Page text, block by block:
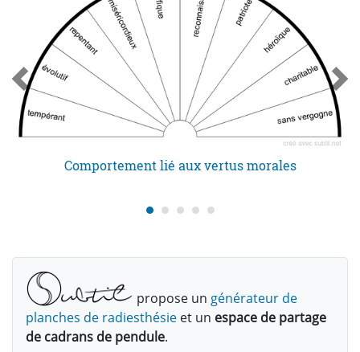
Comportement lié aux vertus morales
propose un générateur de
planches de radiesthésie et un espace de partage
de cadrans de pendule.